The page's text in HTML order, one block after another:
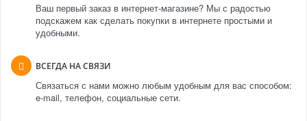
Ваш первый заказ в интернет-магазине? Мы с радостью
подскажем как сделать покупки в интернете простыми и
удобными.
ВСЕГДА НА СВЯЗИ
Связаться с нами можно любым удобным для вас способом:
e-mail, телефон, социальные сети.